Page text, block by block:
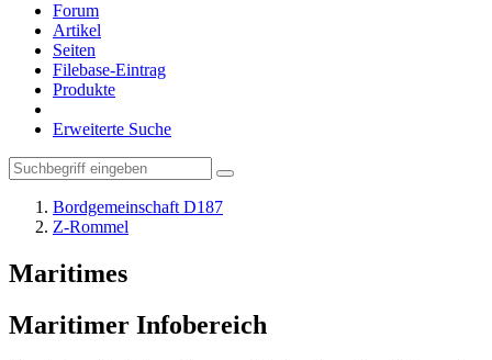
Forum
Artikel
Seiten
Filebase-Eintrag
Produkte
Erweiterte Suche
Bordgemeinschaft D187
Z-Rommel
Maritimes
Maritimer Infobereich